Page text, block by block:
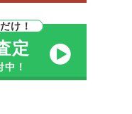
け！
定
！